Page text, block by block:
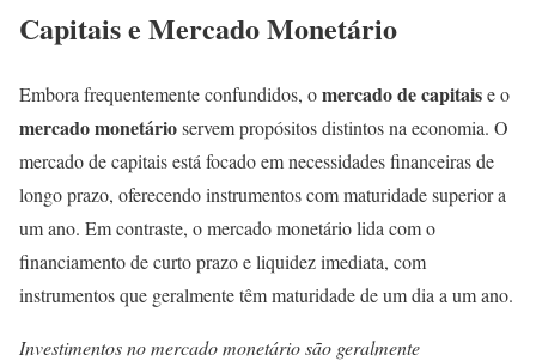
Capitais e Mercado Monetário
Embora frequentemente confundidos, omercado de capitaise o
mercado monetárioservem propósitos distintos na economia. O
mercado de capitais está focado em necessidades financeiras de
longo prazo, oferecendo instrumentos com maturidade superior a
um ano. Em contraste, o mercado monetário lida com o
financiamento de curto prazo e liquidez imediata, com
instrumentos que geralmente têm maturidade de um dia a um ano.
Investimentos no mercado monetário são geralmente